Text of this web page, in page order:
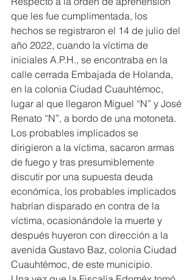
que les fue cumplimentada, los
hechos se registraron el 14 de julio del
año 2022, cuando la víctima de
iniciales A.P.H., se encontraba en la
calle cerrada Embajada de Holanda,
en la colonia Ciudad Cuauhtémoc,
lugar al que llegaron Miguel “N” y José
Renato “N”, a bordo de una motoneta.
Los probables implicados se
dirigieron a la víctima, sacaron armas
de fuego y tras presumiblemente
discutir por una supuesta deuda
económica, los probables implicados
habrían disparado en contra de la
víctima, ocasionándole la muerte y
después huyeron con dirección a la
avenida Gustavo Baz, colonia Ciudad
Cuauhtémoc, de este municipio.